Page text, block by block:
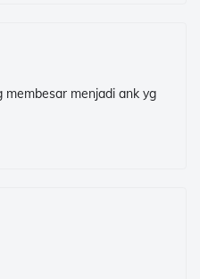
membesar menjadi ank yg